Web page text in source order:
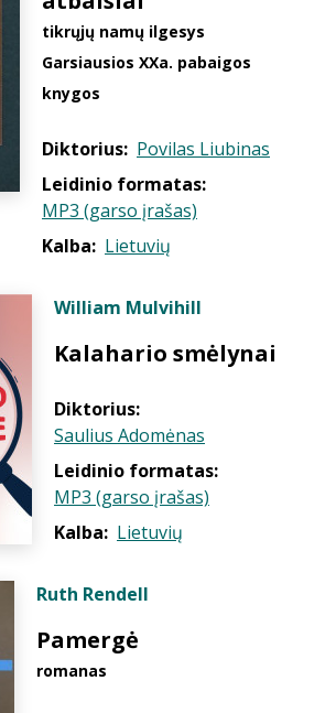
tikrųjų namų ilgesys
Garsiausios XXa. pabaigos
knygos
Diktorius: Povilas Liubinas
Leidinio formatas:
MP3 (garso įrašas)
Kalba: Lietuvių
William Mulvihill
Kalahario smėlynai
Diktorius:
Saulius Adomėnas
Leidinio formatas:
MP3 (garso įrašas)
Kalba: Lietuvių
Ruth Rendell
Pamergė
romanas